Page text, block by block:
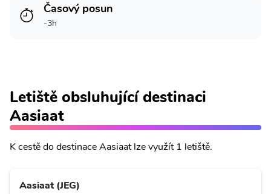
Časový posun
-3h
Letiště obsluhující destinaci
Aasiaat
K cestě do destinace Aasiaat lze využít 1 letiště.
Aasiaat (JEG)